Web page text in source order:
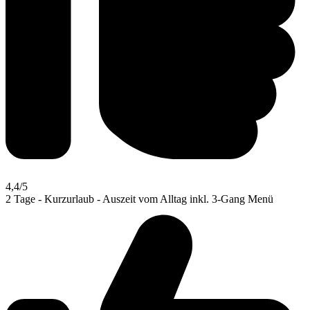
4,4/5
2 Tage - Kurzurlaub - Auszeit vom Alltag inkl. 3-Gang Menü